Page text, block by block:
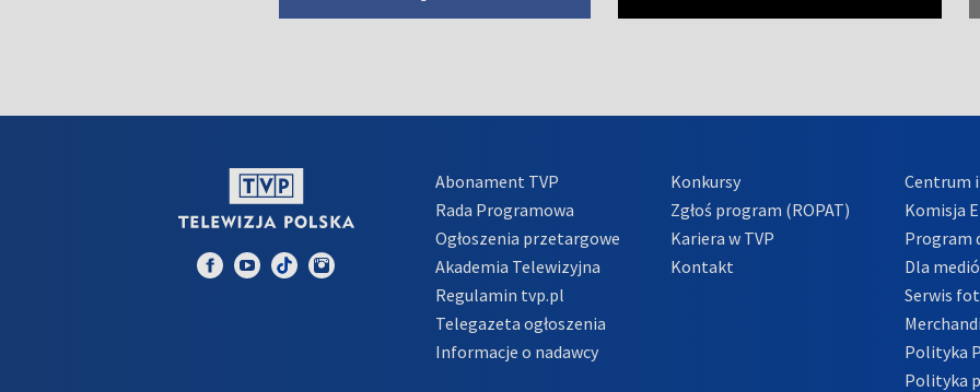
Abonament TVP
Rada Programowa
Ogłoszenia przetargowe
Akademia Telewizyjna
Regulamin tvp.pl
Telegazeta ogłoszenia
Informacje o nadawcy
Konkursy
Zgłoś program (ROPAT)
Kariera w TVP
Kontakt
Centrum
Komisja
Program
Dla
Serwis
Polityka
Polityka